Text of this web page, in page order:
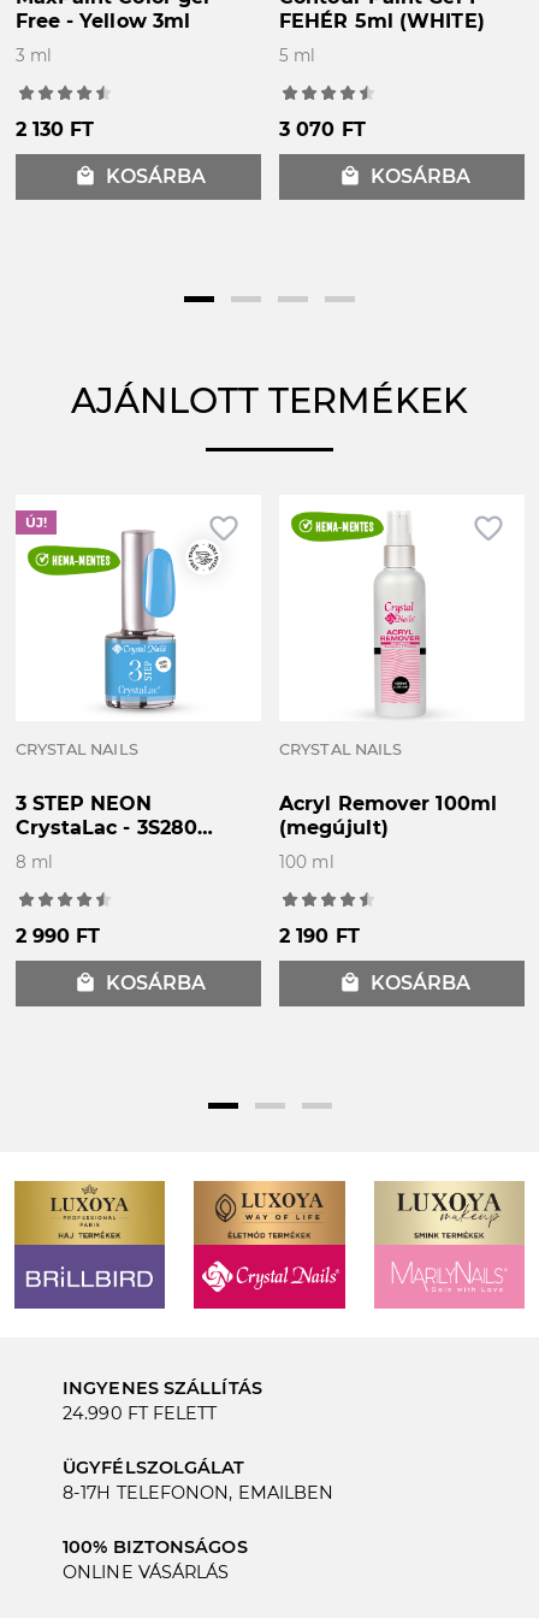
A különböző monitorbeállítások miatt a képen
látott és a valós szín eltérhet egymástól!
Free - Yellow 3ml
3 ml
2 130 FT
local_mall KOSÁRBA
FEHÉR 5ml (WHITE)
5 ml
3 070 FT
local_mall KOSÁRBA
AJÁNLOTT TERMÉKEK
favorite_border
ÚJ!
CRYSTAL NAILS
3 STEP NEON
CrystaLac - 3S280
(8ml)
8 ml
2 990 FT
local_mall KOSÁRBA
favorite_border
CRYSTAL NAILS
Acryl Remover 100ml
(megújult)
100 ml
2 190 FT
local_mall KOSÁRBA
INGYENES SZÁLLÍTÁS
24.990 FT FELETT
ÜGYFÉLSZOLGÁLAT
8-17H TELEFONON, EMAILBEN
100% BIZTONSÁGOS
ONLINE VÁSÁRLÁS